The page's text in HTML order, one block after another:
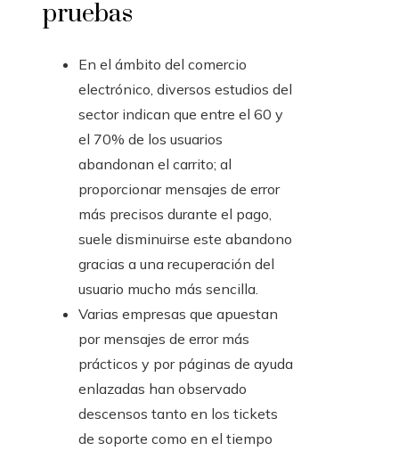
pruebas
En el ámbito del comercio
electrónico, diversos estudios del
sector indican que entre el 60 y
el 70% de los usuarios
abandonan el carrito; al
proporcionar mensajes de error
más precisos durante el pago,
suele disminuirse este abandono
gracias a una recuperación del
usuario mucho más sencilla.
Varias empresas que apuestan
por mensajes de error más
prácticos y por páginas de ayuda
enlazadas han observado
descensos tanto en los tickets
de soporte como en el tiempo